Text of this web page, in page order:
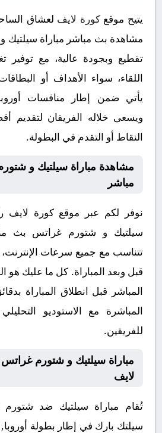
يتيح موقعكورة لايف لعشاق
مشاهدة بث مباشر مباراة
تقطيع وبجودة عالية، مع توفير
اللقاء، سواء الأهداف أو
يأتي ضمن إطار منافسات
ويسعى خلاله الفريقان لتقديم
النقاط أو التقدم في البطولة.
مشاهدة مباراة سيلتيك و
مباشر
نوفر لكم عبر موقع كورة لايف
سيلتيك و شتورم غراتس بث
تتناسب مع جميع سرعات الإنترنت،
قبل وبعد المباراة. كل ما عليك
المباشر قبل انطلاق المباراة
المباشرة مع الاستوديو
للفريقين.
مباراة سيلتيك و شتورم
لايف
تُقام مباراة سيلتيك ضد
سيلتك بارك في إطار بطولة